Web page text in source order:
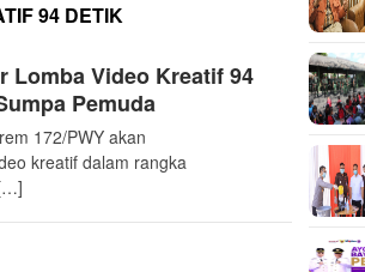
94 DETIK
Lomba Video Kreatif 94
Pemuda
172/PWY akan
kreatif dalam rangka